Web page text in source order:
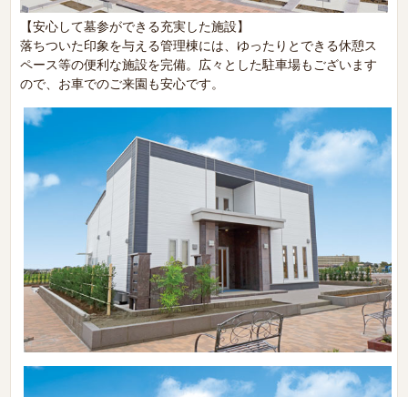
【安心して墓参ができる充実した施設】
落ちついた印象を与える管理棟には、ゆったりとできる休憩ス
ペース等の便利な施設を完備。広々とした駐車場もございます
ので、お車でのご来園も安心です。